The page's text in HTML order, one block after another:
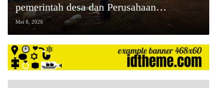
pemerintah desa dan Perusahaan
Wujudkan Ketahanan Pangan
Mei 8, 2026